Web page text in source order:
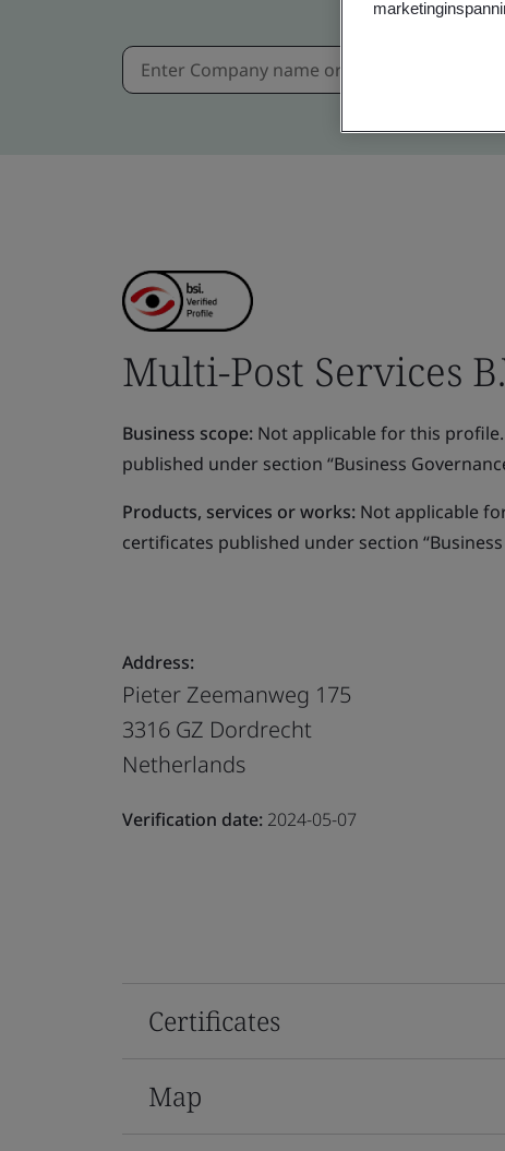
Multi-Post Services
Business scope: Not applicable for this
published under section “Business
Products, services or works: Not applicable
certificates published under section
Address:
Pieter Zeemanweg 175
3316 GZ Dordrecht
Netherlands
Verification date: 2024-05-07
Certificates
Map